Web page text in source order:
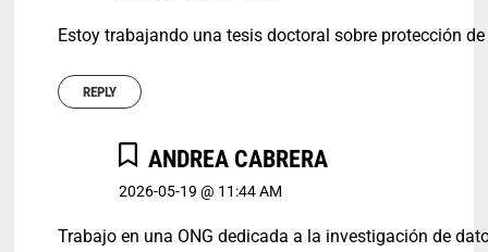
Estoy trabajando una tesis doctoral sobre protección
REPLY
ANDREA CABRERA
2026-05-19 @ 11:44 AM
Trabajo en una ONG dedicada a la investigación de